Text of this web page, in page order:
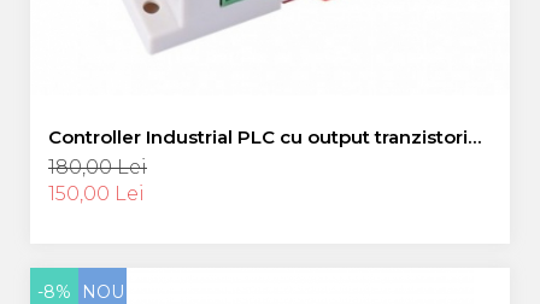
Controller Industrial PLC cu output tranzistori
A1-10MT
180,00 Lei
150,00 Lei
-8% NOU